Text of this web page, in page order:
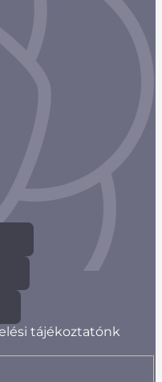
tájékoztatónk